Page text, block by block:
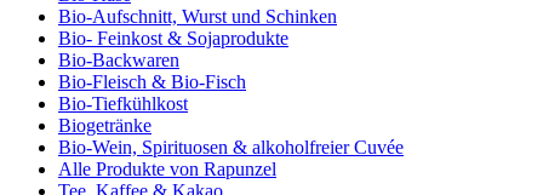
Bio-Aufschnitt, Wurst und Schinken
Bio- Feinkost & Sojaprodukte
Bio-Backwaren
Bio-Fleisch & Bio-Fisch
Bio-Tiefkühlkost
Biogetränke
Bio-Wein, Spirituosen & alkoholfreier Cuvée
Alle Produkte von Rapunzel
Tee, Kaffee & Kakao